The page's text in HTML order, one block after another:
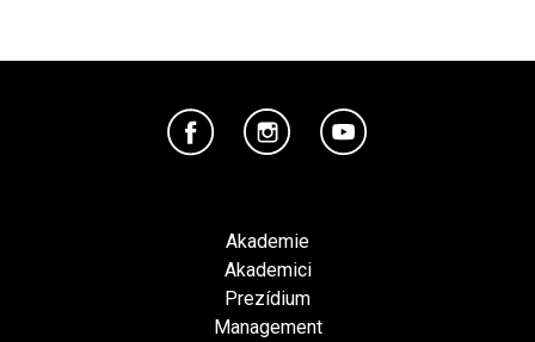
Akademie
Akademici
Prezídium
Management